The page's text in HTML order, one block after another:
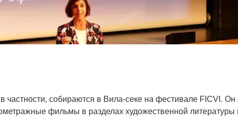
собираются в Вила-секе на фестивале FICVI. Он
фильмы в разделах художественной литературы